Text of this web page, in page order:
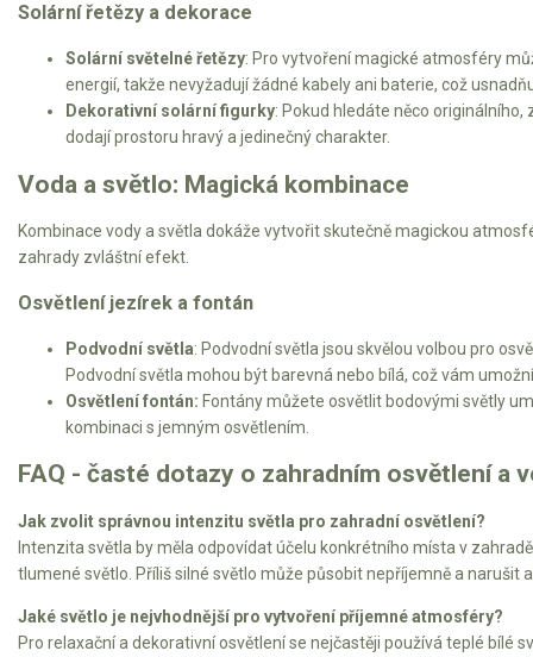
Solární řetězy a dekorace
Solární světelné řetězy: Pro vytvoření magické atmosféry
energií, takže nevyžadují žádné kabely ani baterie, což
Dekorativní solární figurky: Pokud hledáte něco
dodají prostoru hravý a jedinečný charakter.
Voda a světlo: Magická kombinace
Kombinace vody a světla dokáže vytvořit skutečně magickou
zahrady zvláštní efekt.
Osvětlení jezírek a fontán
Podvodní světla: Podvodní světla jsou skvělou volbou pro
Podvodní světla mohou být barevná nebo bílá, což vám
Osvětlení fontán: Fontány můžete osvětlit bodovými světly
kombinaci s jemným osvětlením.
FAQ - časté dotazy o zahradním osvětlení a
Jak zvolit správnou intenzitu světla pro zahradní osvětlení?
Intenzita světla by měla odpovídat účelu konkrétního místa v
tlumené světlo. Příliš silné světlo může působit nepříjemně a
Jaké světlo je nejvhodnější pro vytvoření příjemné atmosféry?
Pro relaxační a dekorativní osvětlení se nejčastěji používá teplé bílé